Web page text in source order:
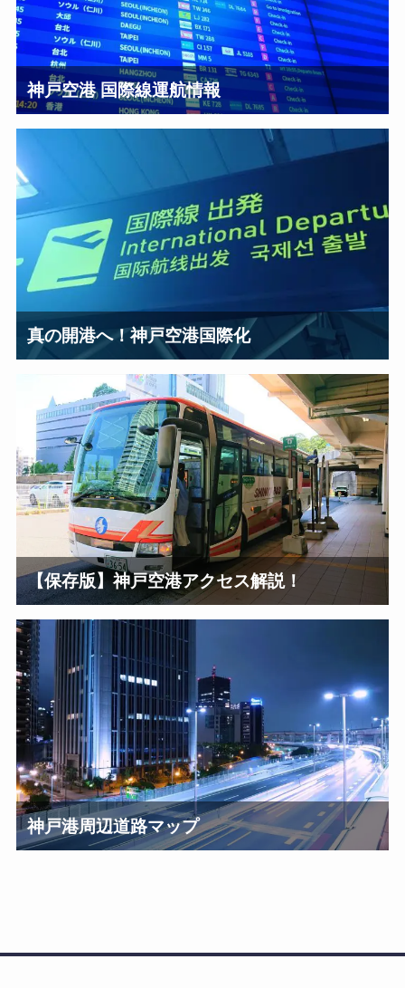
神戸空港 国際線運航情報
真の開港へ！神戸空港国際化
【保存版】神戸空港アクセス解説！
神戸港周辺道路マップ